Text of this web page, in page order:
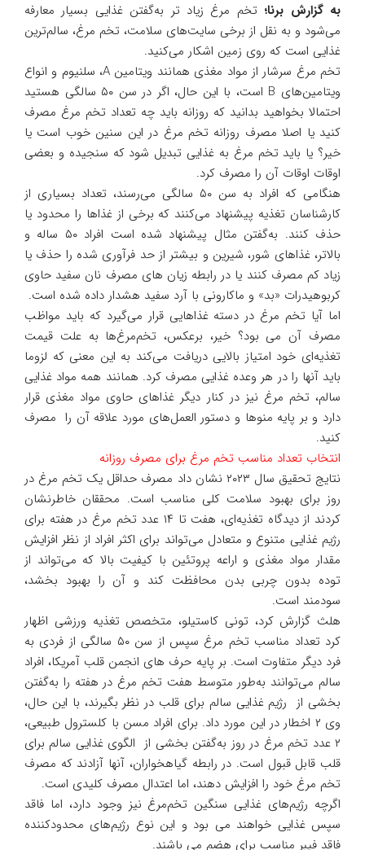
به گزارش برنا؛ تخم مرغ زیاد تر به‌گفتن غذایی بسیار معارفه
می‌شود و به نقل از برخی سایت‌های سلامت، تخم مرغ، سالم‌ترین
غذایی است که روی زمین اشکار می‌کنید.
تخم مرغ سرشار از مواد مغذی همانند ویتامین A، سلنیوم و انواع
ویتامین‌های B است، با این حال، اگر در سن ۵۰ سالگی هستید
احتمالا بخواهید بدانید که روزانه باید چه تعداد تخم مرغ مصرف
کنید یا اصلا مصرف روزانه تخم مرغ در این سنین خوب است یا
خیر؟ یا باید تخم مرغ به غذایی تبدیل شود که سنجیده و بعضی
اوقات اوقات آن را مصرف کرد.
هنگامی که افراد به سن ۵۰ سالگی می‌رسند، تعداد بسیاری از
کارشناسان تغذیه پیشنهاد می‌کنند که برخی از غذاها را محدود یا
حذف کنند. به‌گفتن مثال پیشنهاد شده است افراد ۵۰ ساله و
بالاتر، غذاهای شور، شیرین و بیشتر از حد فرآوری شده را حذف یا
زیاد کم مصرف کنند یا در رابطه زیان های مصرف نان سفید حاوی
کربوهیدرات «بد» و ماکارونی با آرد سفید هشدار داده شده است.
اما آیا تخم مرغ در دسته غذاهایی قرار می‌گیرد که باید مواظب
مصرف آن می بود؟ خیر، برعکس، تخم‌مرغ‌ها به علت قیمت
تغذیه‌ای خود امتیاز بالایی دریافت می‌کند به این معنی که لزوما
باید آنها را در هر وعده غذایی مصرف کرد. همانند همه مواد غذایی
سالم، تخم مرغ نیز در کنار دیگر غذاهای حاوی مواد مغذی قرار
دارد و بر پایه منوها و دستور العمل‌های مورد علاقه آن را مصرف
کنید.
انتخاب تعداد مناسب تخم مرغ برای مصرف روزانه
نتایج تحقیق سال ۲۰۲۳ نشان داد مصرف حداقل یک تخم مرغ در
روز برای بهبود سلامت کلی مناسب است. محققان خاطرنشان
کردند از دیدگاه تغذیه‌ای، هفت تا ۱۴ عدد تخم‌ مرغ در هفته برای
رژیم غذایی متنوع و متعادل می‌تواند برای اکثر افراد از نظر افزایش
مقدار مواد مغذی و اراعه پروتئین با کیفیت بالا که می‌تواند از
توده بدون چربی بدن محافظت کند و آن را بهبود بخشد،
سودمند است.
هلث گزارش کرد، تونی کاستیلو، متخصص تغذیه ورزشی اظهار
کرد تعداد مناسب تخم‌ مرغ سپس از سن ۵۰ سالگی از فردی به
فرد دیگر متفاوت است. بر پایه حرف های انجمن قلب آمریکا، افراد
سالم می‌توانند به‌طور متوسط ‌هفت تخم مرغ در هفته را به‌گفتن
بخشی از رژیم غذایی سالم برای قلب در نظر بگیرند، با این حال،
وی ۲ اخطار در این مورد داد. برای افراد مسن با کلسترول طبیعی،
۲ عدد تخم مرغ در روز به‌گفتن بخشی از الگوی غذایی سالم برای
قلب قابل قبول است. در رابطه گیاهخواران، آنها آزادند که مصرف
تخم مرغ خود را افزایش دهند، اما اعتدال مصرف کلیدی است.
اگرچه رژیم‌های غذایی سنگین تخم‌مرغ نیز وجود دارد، اما فاقد
سپس غذایی خواهند می بود و این نوع رژیم‌های محدودکننده
فاقد فیبر مناسب برای هضم می باشند.